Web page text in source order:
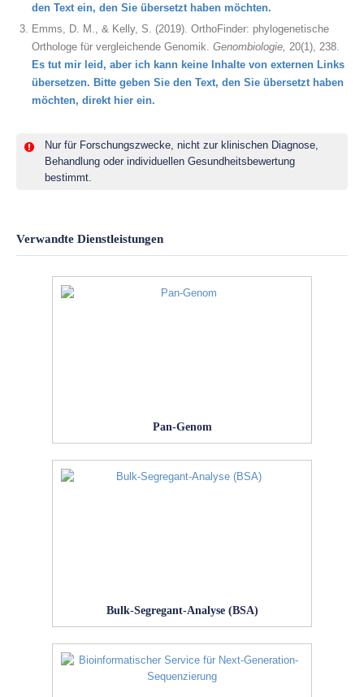
den Text ein, den Sie übersetzt haben möchten.
Emms, D. M., & Kelly, S. (2019). OrthoFinder: phylogenetische
Orthologe für vergleichende Genomik. Genombiologie, 20(1), 238.
Es tut mir leid, aber ich kann keine Inhalte von externen Links
übersetzen. Bitte geben Sie den Text, den Sie übersetzt haben
möchten, direkt hier ein.
Nur für Forschungszwecke, nicht zur klinischen Diagnose,
Behandlung oder individuellen Gesundheitsbewertung
bestimmt.
Verwandte Dienstleistungen
Pan-Genom
Bulk-Segregant-Analyse (BSA)